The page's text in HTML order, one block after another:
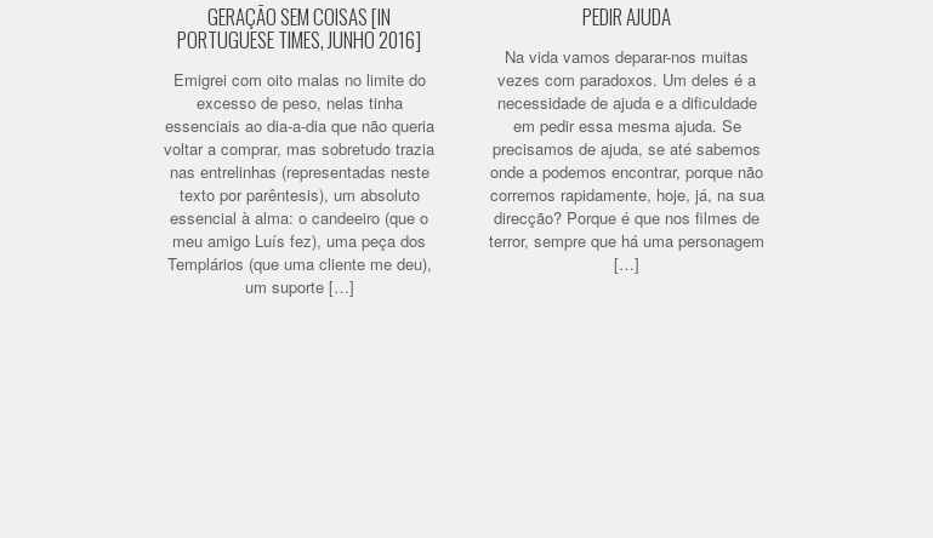
GERAÇÃO SEM COISAS [IN
PORTUGUESE TIMES, JUNHO 2016]
Emigrei com oito malas no limite do
excesso de peso, nelas tinha
essenciais ao dia-a-dia que não queria
voltar a comprar, mas sobretudo trazia
nas entrelinhas (representadas neste
texto por parêntesis), um absoluto
essencial à alma: o candeeiro (que o
meu amigo Luís fez), uma peça dos
Templários (que uma cliente me deu),
um suporte […]
PEDIR AJUDA
Na vida vamos deparar-nos muitas
vezes com paradoxos. Um deles é a
necessidade de ajuda e a dificuldade
em pedir essa mesma ajuda. Se
precisamos de ajuda, se até sabemos
onde a podemos encontrar, porque não
corremos rapidamente, hoje, já, na sua
direcção? Porque é que nos filmes de
terror, sempre que há uma personagem
[…]